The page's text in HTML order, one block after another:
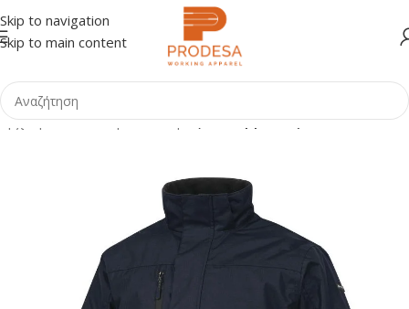
Skip to navigation
Skip to main content
Αρχική σελίδα Shop Ένδυση Τζάκετ εργασίας